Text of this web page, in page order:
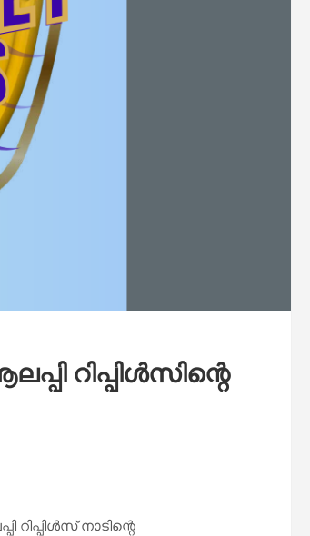
റിപ്പിൾസിന്റെ
നാടിന്റെ